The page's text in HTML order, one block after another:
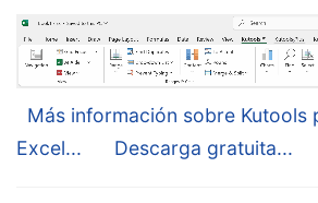
Más información sobre Kutools
Excel...
Descarga gratuita...